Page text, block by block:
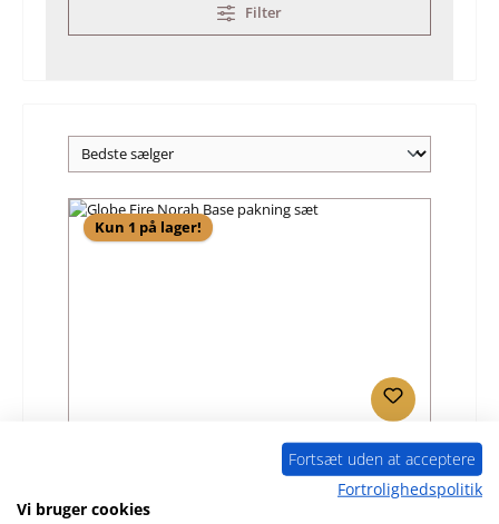
Filter
Kun 1 på lager!
Globe Fire Norah Base pakning sæt
Fortsæt uden at acceptere
Fortrolighedspolitik
Vi bruger cookies